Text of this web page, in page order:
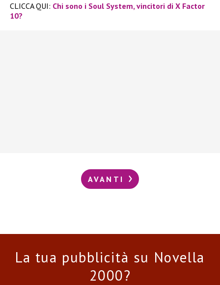
CLICCA QUI: Chi sono i Soul System, vincitori di X Factor
10?
AVANTI
La tua pubblicità su Novella
2000?